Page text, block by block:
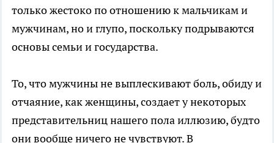
только жестоко по отношению к мальчикам и
мужчинам, но и глупо, поскольку подрываются
основы семьи и государства.
То, что мужчины не выплескивают боль, обиду и
отчаяние, как женщины, создает у некоторых
представительниц нашего пола иллюзию, будто
они вообще ничего не чувствуют. В